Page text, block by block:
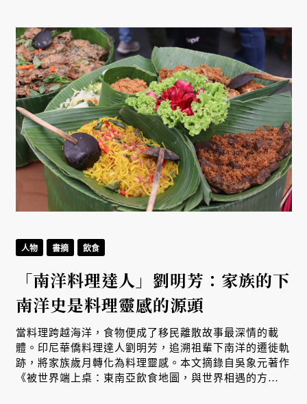
人物 書摘 飲食
「南洋料理達人」劉明芳：家族的下
南洋史是料理靈感的源頭
當料理跨越海洋，食物便成了移民離散故事最深情的載
體。印尼華僑料理達人劉明芳，追溯祖輩下南洋的遷徙軌
跡，將家族歲月轉化為料理靈感。本文摘錄自吳象元著作
《被世界端上桌：東南亞飲食地圖，與世界相遇的方